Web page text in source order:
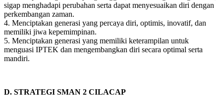
sigap menghadapi perubahan serta dapat menyesuaikan diri dengan
perkembangan zaman.
4. Menciptakan generasi yang percaya diri, optimis, inovatif, dan
memiliki jiwa kepemimpinan.
5. Menciptakan generasi yang memiliki keterampilan untuk
menguasi IPTEK dan mengembangkan diri secara optimal serta
mandiri.
D. STRATEGI SMAN 2 CILACAP